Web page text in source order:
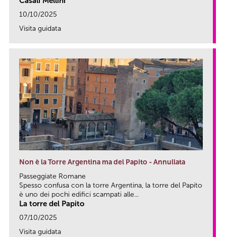
10/10/2025
Visita guidata
Non è la Torre Argentina ma del Papito - Annullata
Passeggiate Romane
Spesso confusa con la torre Argentina, la torre del Papito
è uno dei pochi edifici scampati alle...
La torre del Papito
07/10/2025
Visita guidata